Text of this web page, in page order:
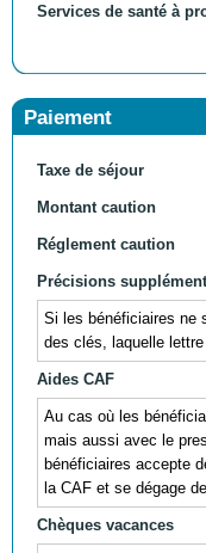
Services de santé à
Paiement
Taxe de séjour
Montant caution
Réglement caution
Précisions
Si les bénéficiaires ne
des clés, laquelle
Aides CAF
Au cas où les
mais aussi avec le
bénéficiaires accepte
la CAF et se dégage
Chèques vacances